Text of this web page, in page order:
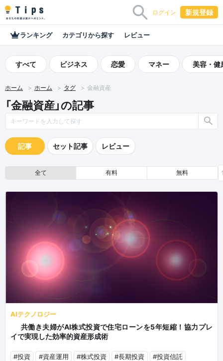
ログイン 新規登録
ランキング カテゴリから探す レビュー
すべて ビジネス 恋愛 マネー 美容・健
ホーム ホーム タグ 金融資産
「金融資産」の記事
記事 セット記事 レビュー
全て 有料 無料
AIテクノロジー
👫 共働き夫婦がAI株式投資で住宅ローンを5年短縮！協力プレ
イで実現した効率的資産形成術 🏠
#投資 #資産運用 #株式投資 #長期投資
#投資信託